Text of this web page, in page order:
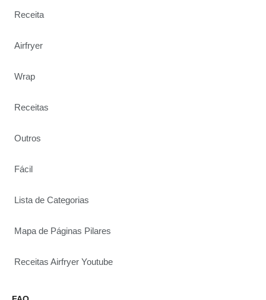
Receita
Airfryer
Wrap
Receitas
Outros
Fácil
Lista de Categorias
Mapa de Páginas Pilares
Receitas Airfryer Youtube